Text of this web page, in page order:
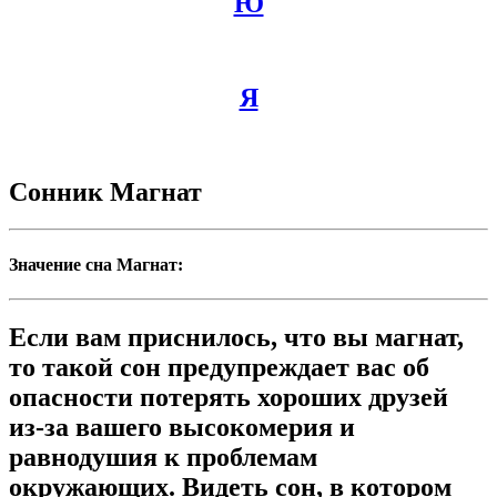
Я
Сонник Магнат
Значение сна Магнат:
Если вам приснилось, что вы магнат,
то такой сон предупреждает вас об
опасности потерять хороших друзей
из-за вашего высокомерия и
равнодушия к проблемам
окружающих. Видеть сон, в котором